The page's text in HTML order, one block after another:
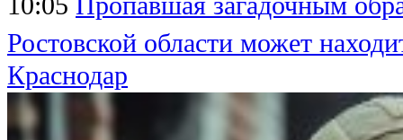
Ростовской области может
Краснодар